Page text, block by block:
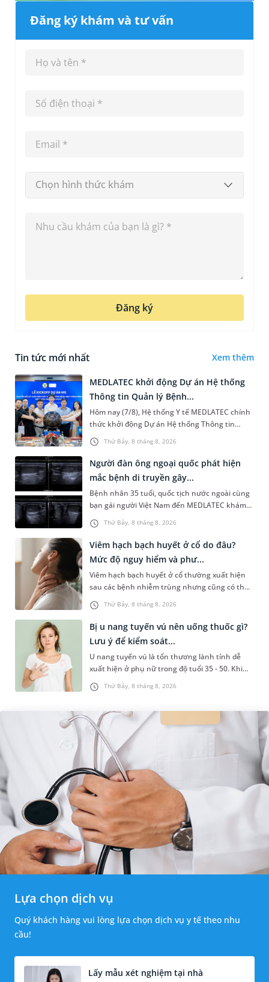
Đăng ký khám và tư vấn
Chọn hình thức khám
Đăng ký
Tin tức mới nhất Xem thêm
Thứ Bảy, 8 tháng 8, 2026
MEDLATEC khởi động Dự án Hệ thống
Thông tin Quản lý Bệnh...
Hôm nay (7/8), Hệ thống Y tế MEDLATEC chính
thức khởi động Dự án Hệ thống Thông tin
Quản lý Bệnh viện (HIS - Hospital Information
System) giai đoạn mới. Dự á...
Thứ Bảy, 8 tháng 8, 2026
Người đàn ông ngoại quốc phát hiện
mắc bệnh di truyền gây...
Bệnh nhân 35 tuổi, quốc tịch nước ngoài cùng
bạn gái người Việt Nam đến MEDLATEC khám
sức khỏe tiền hôn nhân. Qua thăm khám và
làm các xét nghiệm chuyên sâu,...
Thứ Bảy, 8 tháng 8, 2026
Viêm hạch bạch huyết ở cổ do đâu?
Mức độ nguy hiểm và phư...
Viêm hạch bạch huyết ở cổ thường xuất hiện
sau các bệnh nhiễm trùng nhưng cũng có thể
liên quan đến lao hạch hoặc ung thư. Để tìm
hiểu nguyên nhân gây viêm,...
Thứ Bảy, 8 tháng 8, 2026
Bị u nang tuyến vú nên uống thuốc gì?
Lưu ý để kiểm soát...
U nang tuyến vú là tổn thương lành tính dễ
xuất hiện ở phụ nữ trong độ tuổi 35 - 50. Khi
được chẩn đoán mắc bệnh, nhiều người
thường băn khoăn u nang tuyến v...
Lựa chọn dịch vụ
Quý khách hàng vui lòng lựa chọn dịch vụ y tế theo nhu
cầu!
Lấy mẫu xét nghiệm tại nhà